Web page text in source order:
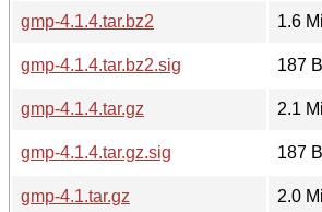
gmp-4.1.4.tar.bz2
1.6
gmp-4.1.4.tar.bz2.sig
187 B
gmp-4.1.4.tar.gz
2.1
gmp-4.1.4.tar.gz.sig
187 B
gmp-4.1.tar.gz
2.0